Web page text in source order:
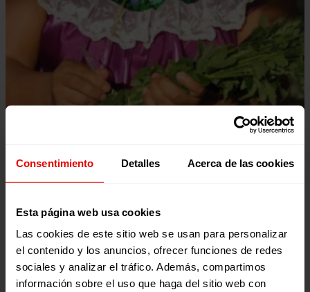
Consentimiento Detalles Acerca de las cookies
Esta página web usa cookies
Las cookies de este sitio web se usan para personalizar
el contenido y los anuncios, ofrecer funciones de redes
sociales y analizar el tráfico. Además, compartimos
información sobre el uso que haga del sitio web con